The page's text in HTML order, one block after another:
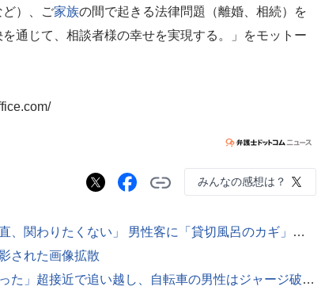
ど）、ご家族の間で起きる法律問題（離婚、相続）を
通じて、相談者様の幸せを実現する。」をモットー
みんなの感想は？
■温泉コンパニオンの接待「正直、関わりたくない」 男性客に「貸切風呂のカギ」渡す仲居の苦悩
された画像拡散
■「トラックに殺されそうになった」超接近で追い越し、自転車の男性はジャージ破ける 犯罪では？